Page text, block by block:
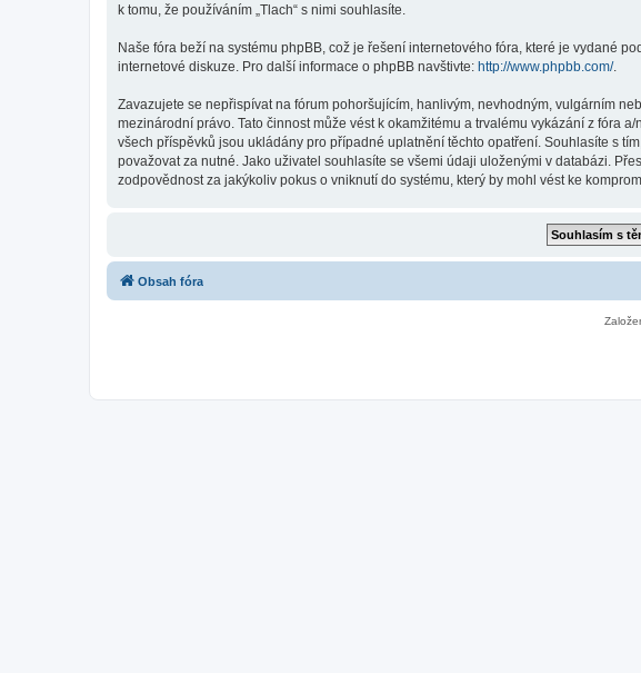
k tomu, že používáním „Tlach“ s nimi souhlasíte.
Naše fóra beží na systému phpBB, což je řešení internetového fóra, které je vydané
internetové diskuze. Pro další informace o phpBB navštivte: http://www.phpbb.com/.
Zavazujete se nepřispívat na fórum pohoršujícím, hanlivým, nevhodným, vulgárním
mezinárodní právo. Tato činnost může vést k okamžitému a trvalému vykázání z fóra
všech příspěvků jsou ukládány pro případné uplatnění těchto opatření. Souhlasíte s
považovat za nutné. Jako uživatel souhlasíte se všemi údaji uloženými v databázi.
zodpovědnost za jakýkoliv pokus o vniknutí do systému, který by mohl vést ke
Obsah fóra